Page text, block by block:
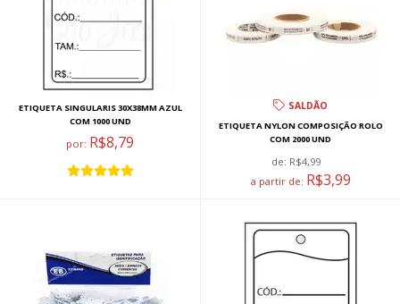
ETIQUETA SINGULARIS 30X38MM AZUL
COM 1000 UND
por: R$8,79
SALDÃO
ETIQUETA NYLON COMPOSIÇÃO ROLO
COM 2000 UND
de: R$4,99
a partir de: R$3,99